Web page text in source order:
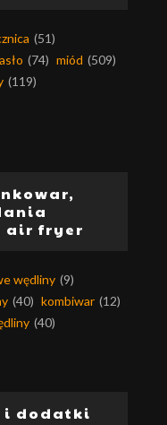
(51)
(74) miód (509)
(119)
air fryer
wędliny (9)
(40) kombiwar (12)
(40)
i dodatki